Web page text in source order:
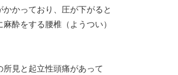
かっており、圧が下がると
酔をする腰椎（ようつい）
見と起立性頭痛があって